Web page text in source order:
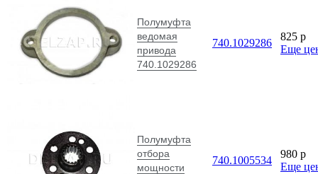
Полумуфта
ведомая
привода
740.1029286
740.1029286
825 p
Еще
Полумуфта
отбора
мощности
740.1005534
980 p
Еще